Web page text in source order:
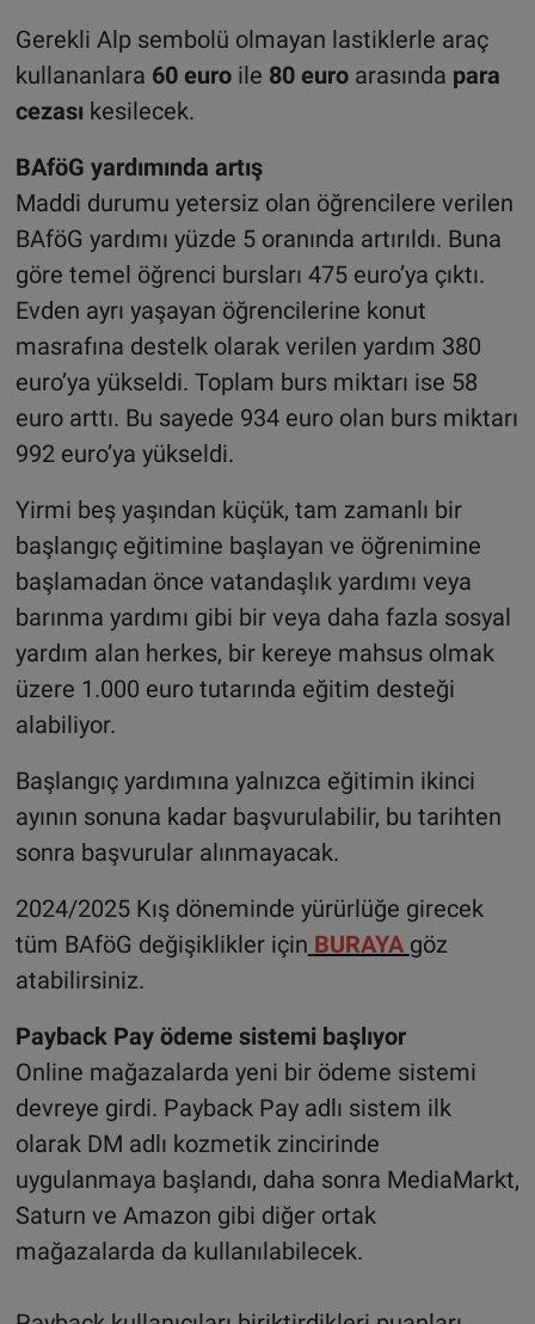
Gerekli Alp sembolü olmayan lastiklerle araç
kullananlara 60 euro ile 80 euro arasında para
cezası kesilecek.
BAföG yardımında artış
Maddi durumu yetersiz olan öğrencilere verilen
BAföG yardımı yüzde 5 oranında artırıldı. Buna
göre temel öğrenci bursları 475 euro’ya çıktı.
Evden ayrı yaşayan öğrencilerine konut
masrafına destelk olarak verilen yardım 380
euro’ya yükseldi. Toplam burs miktarı ise 58
euro arttı. Bu sayede 934 euro olan burs miktarı
992 euro’ya yükseldi.
Yirmi beş yaşından küçük, tam zamanlı bir
başlangıç eğitimine başlayan ve öğrenimine
başlamadan önce vatandaşlık yardımı veya
barınma yardımı gibi bir veya daha fazla sosyal
yardım alan herkes, bir kereye mahsus olmak
üzere 1.000 euro tutarında eğitim desteği
alabiliyor.
Başlangıç yardımına yalnızca eğitimin ikinci
ayının sonuna kadar başvurulabilir, bu tarihten
sonra başvurular alınmayacak.
2024/2025 Kış döneminde yürürlüğe girecek
tüm BAföG değişiklikler için BURAYA göz
atabilirsiniz.
Payback Pay ödeme sistemi başlıyor
Online mağazalarda yeni bir ödeme sistemi
devreye girdi. Payback Pay adlı sistem ilk
olarak DM adlı kozmetik zincirinde
uygulanmaya başlandı, daha sonra MediaMarkt,
Saturn ve Amazon gibi diğer ortak
mağazalarda da kullanılabilecek.